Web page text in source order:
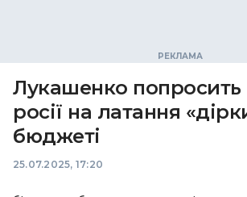
Лукашенко
росії на латання
бюджеті
25.07.2025, 17:20